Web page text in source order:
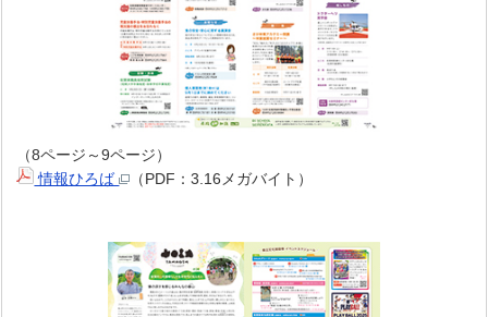
（8ページ～9ページ）
情報ひろば
（PDF：3.16メガバイト）